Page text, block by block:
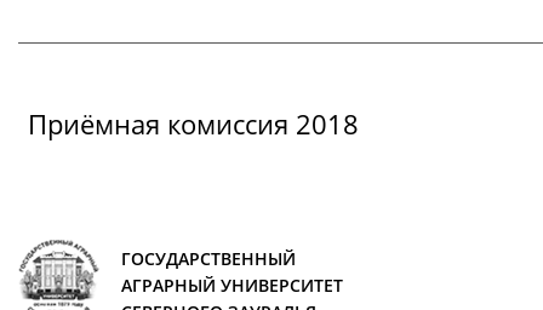
Приёмная комиссия 2018
ГОСУДАРСТВЕННЫЙ
АГРАРНЫЙ УНИВЕРСИТЕТ